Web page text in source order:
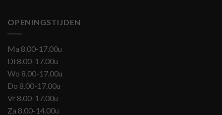
OPENINGSTIJDEN
Ma 8.00-17.00u
Di 8.00-17.00u
Wo 8.00-17.00u
Do 8.00-17.00u
Vr 8.00-17.00u
Za 8.00-14.00u